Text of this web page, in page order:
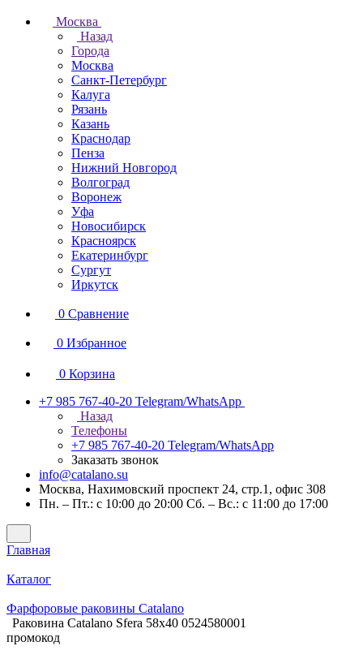
Москва
Назад
Города
Москва
Санкт-Петербург
Калуга
Рязань
Казань
Краснодар
Пенза
Нижний Новгород
Волгоград
Воронеж
Уфа
Новосибирск
Красноярск
Екатеринбург
Сургут
Иркутск
0 Сравнение
0 Избранное
0 Корзина
+7 985 767-40-20 Telegram/WhatsApp
Назад
Телефоны
+7 985 767-40-20 Telegram/WhatsApp
Заказать звонок
info@catalano.su
Москва, Нахимовский проспект 24, стр.1, офис 308
Пн. – Пт.: с 10:00 до 20:00 Сб. – Вс.: с 11:00 до 17:00
Главная
Каталог
Фарфоровые раковины Catalano
Раковина Catalano Sfera 58x40 0524580001
промокод